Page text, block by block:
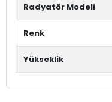
Radyatör Modeli
Renk
Yükseklik